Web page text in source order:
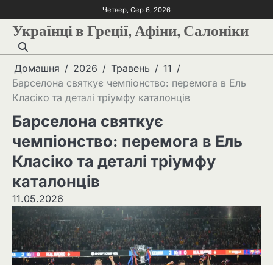
Четвер, Сер 6, 2026
Українці в Греції, Афіни, Салоніки
Домашня 2026 Травень
11
Барселона святкує чемпіонство: перемога в Ель
Класіко та деталі тріумфу каталонців
Барселона святкує
чемпіонство: перемога в Ель
Класіко та деталі тріумфу
каталонців
11.05.2026